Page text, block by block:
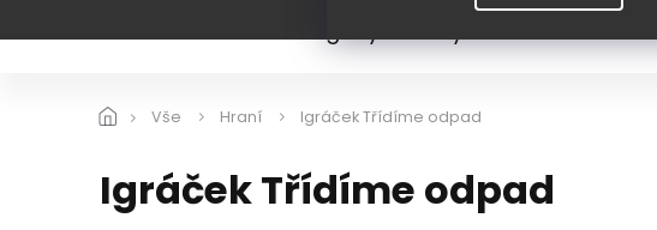
Vše Hraní Igráček Třídíme odpad
Igráček Třídíme odpad